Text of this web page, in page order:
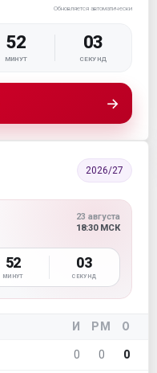
Обновляется автоматически
52
МИНУТ
02
СЕКУНД
→
2026/27
23 августа
18:30 МСК
52
МИНУТ
02
СЕКУНД
И РМ О
0 0 0